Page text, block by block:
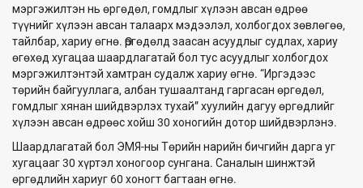
мэргэжилтэн нь өргөдөл, гомдлыг хүлээн авсан өдрөө
түүнийг хүлээн авсан талаарх мэдээлэл, холбогдох зөвлөгөө,
тайлбар, хариу өгнө. Өргөдөлд заасан асуудлыг судлах, хариу
өгөхөд хугацаа шаардлагатай бол тус асуудлыг холбогдох
мэргэжилтэнтэй хамтран судалж хариу өгнө. “Иргэдээс
төрийн байгууллага, албан тушаалтанд гаргасан өргөдөл,
гомдлыг хянан шийдвэрлэх тухай” хуулийн дагуу өргөдлийг
хүлээн авсан өдрөөс хойш 30 хоногийн дотор шийдвэрлэнэ.
Шаардлагатай бол ЭМЯ-ны Төрийн нарийн бичгийн дарга уг
хугацааг 30 хүртэл хоногоор сунгана. Саналын шинжтэй
өргөдлийн хариуг 60 хоногт багтаан өгнө.